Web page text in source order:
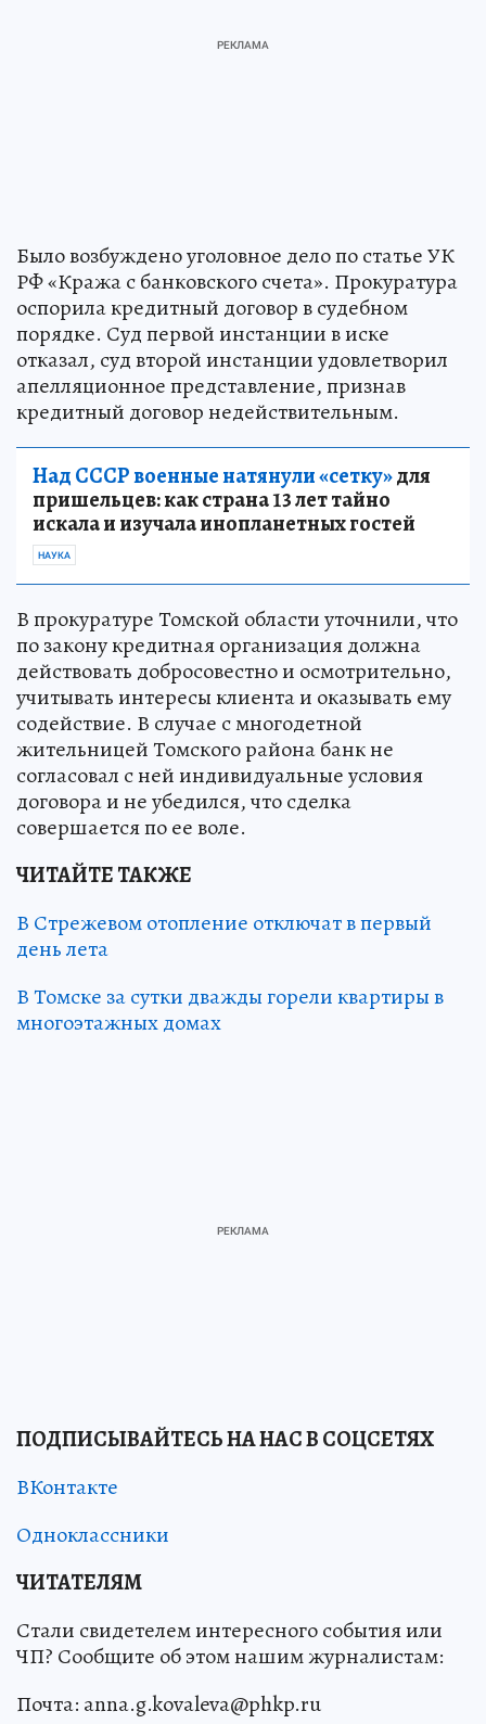
Было возбуждено уголовное дело по статье УК
РФ «Кража с банковского счета». Прокуратура
оспорила кредитный договор в судебном
порядке. Суд первой инстанции в иске
отказал, суд второй инстанции удовлетворил
апелляционное представление, признав
кредитный договор недействительным.
Над СССР военные натянули «сетку»для
пришельцев: как страна 13 лет тайно
искала и изучала инопланетных гостей
НАУКА
В прокуратуре Томской области уточнили, что
по закону кредитная организация должна
действовать добросовестно и осмотрительно,
учитывать интересы клиента и оказывать ему
содействие. В случае с многодетной
жительницей Томского района банк не
согласовал с ней индивидуальные условия
договора и не убедился, что сделка
совершается по ее воле.
ЧИТАЙТЕ ТАКЖЕ
В Стрежевом отопление отключат в первый
день лета
В Томске за сутки дважды горели квартиры в
многоэтажных домах
ПОДПИСЫВАЙТЕСЬ НА НАС В СОЦСЕТЯХ
ВКонтакте
Одноклассники
ЧИТАТЕЛЯМ
Стали свидетелем интересного события или
ЧП? Сообщите об этом нашим журналистам:
Почта: anna.g.kovaleva@phkp.ru